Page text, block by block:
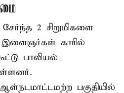
2 சிறுமிகளை
இளைஞர்கள் காரில்
பாலியல்
பகுதியில்